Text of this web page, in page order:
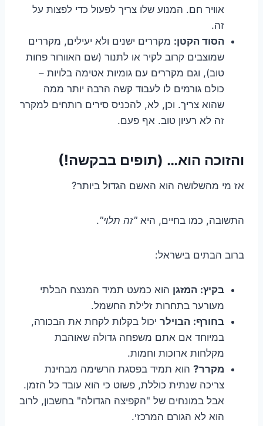
אוויר חם. המנוע שלו צריך לפעול כדי לפצות על
זה.
הסוד הקטן: מקררים ישנים ולא יעילים, מקררים
שמוצבים קרוב לקיר או לתנור (שם האוורור פחות
טוב), וגם מקררים עם גומיות אטימה בלויות –
כולם גורמים לו לעבוד קשה הרבה יותר ממה
שהוא צריך. וכן, לא, להכניס סירים רותחים למקרר
זה לא רעיון טוב. אף פעם.
והזוכה הוא… (תופים בבקשה!)
אז מי מהשלושה הוא האשם הגדול ביותר?
התשובה, כמו בחיים, היא "זה תלוי".
ברוב הבתים בישראל:
בקיץ: המזגן הוא כמעט תמיד המנצח הבלתי
מעורער בתחרות זלילת החשמל.
בחורף: הבוילר יכול בקלות לקחת את הבכורה,
במיוחד אם אתם משפחה גדולה שאוהבת
מקלחות ארוכות וחמות.
מקרר? הוא תמיד בפסגת הרשימה מבחינת
צריכה שנתית כוללת, פשוט כי הוא עובד כל הזמן.
אבל במונחים של "הקפיצה הגדולה" בחשבון, לרוב
הוא לא הגורם המרכזי.